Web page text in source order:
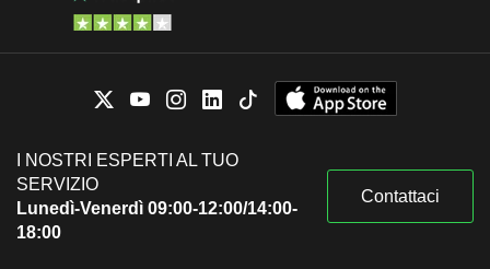
I NOSTRI ESPERTI AL TUO
SERVIZIO
Lunedì-Venerdì 09:00-12:00/14:00-
18:00
Contattaci